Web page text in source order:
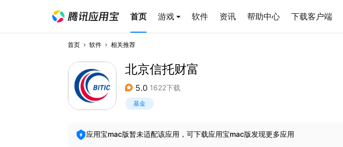
首页 游戏 软件 资讯 帮助中心 下载客户端
首页 软件 相关推荐
北京信托财富
5.0 1622下载
基金
应用宝mac版暂未适配该应用，可下载应用宝mac版发现更多应用